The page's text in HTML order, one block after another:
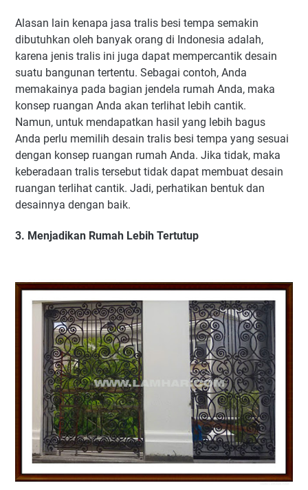
Alasan lain kenapa jasa tralis besi tempa semakin
dibutuhkan oleh banyak orang di Indonesia adalah,
karena jenis tralis ini juga dapat mempercantik desain
suatu bangunan tertentu. Sebagai contoh, Anda
memakainya pada bagian jendela rumah Anda, maka
konsep ruangan Anda akan terlihat lebih cantik.
Namun, untuk mendapatkan hasil yang lebih bagus
Anda perlu memilih desain tralis besi tempa yang sesuai
dengan konsep ruangan rumah Anda. Jika tidak, maka
keberadaan tralis tersebut tidak dapat membuat desain
ruangan terlihat cantik. Jadi, perhatikan bentuk dan
desainnya dengan baik.
3. Menjadikan Rumah Lebih Tertutup